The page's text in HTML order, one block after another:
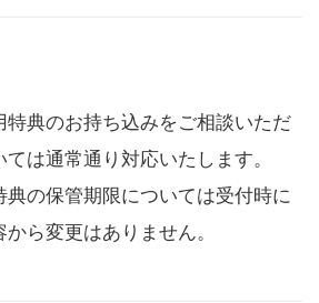
特典のお持ち込みをご相談いただ
は通常通り対応いたします。
の保管期限については受付時に
ら変更はありません。